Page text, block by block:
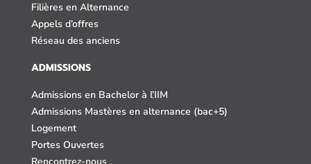
Filières en Alternance
Appels d’offres
Réseau des anciens
ADMISSIONS
Admissions en Bachelor à l’IIM
Admissions Mastères en alternance (bac+5)
Logement
Portes Ouvertes